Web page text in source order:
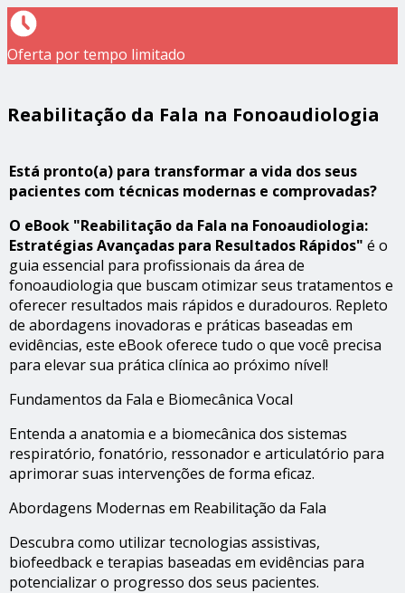
Oferta por tempo limitado
Reabilitação da Fala na Fonoaudiologia
Está pronto(a) para transformar a vida dos seus
pacientes com técnicas modernas e comprovadas?
O eBook "Reabilitação da Fala na Fonoaudiologia:
Estratégias Avançadas para Resultados Rápidos" é o
guia essencial para profissionais da área de
fonoaudiologia que buscam otimizar seus tratamentos e
oferecer resultados mais rápidos e duradouros. Repleto
de abordagens inovadoras e práticas baseadas em
evidências, este eBook oferece tudo o que você precisa
para elevar sua prática clínica ao próximo nível!
Fundamentos da Fala e Biomecânica Vocal
Entenda a anatomia e a biomecânica dos sistemas
respiratório, fonatório, ressonador e articulatório para
aprimorar suas intervenções de forma eficaz.
Abordagens Modernas em Reabilitação da Fala
Descubra como utilizar tecnologias assistivas,
biofeedback e terapias baseadas em evidências para
potencializar o progresso dos seus pacientes.